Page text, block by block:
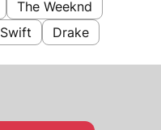
The Weeknd
Swift Drake